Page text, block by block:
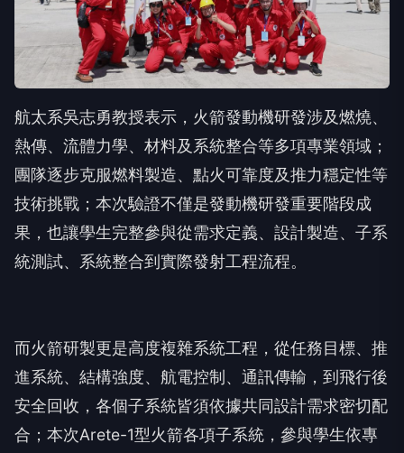
航太系吳志勇教授表示，火箭發動機研發涉及燃燒、
熱傳、流體力學、材料及系統整合等多項專業領域；
團隊逐步克服燃料製造、點火可靠度及推力穩定性等
技術挑戰；本次驗證不僅是發動機研發重要階段成
果，也讓學生完整參與從需求定義、設計製造、子系
統測試、系統整合到實際發射工程流程。
而火箭研製更是高度複雜系統工程，從任務目標、推
進系統、結構強度、航電控制、通訊傳輸，到飛行後
安全回收，各個子系統皆須依據共同設計需求密切配
合；本次Arete-1型火箭各項子系統，參與學生依專